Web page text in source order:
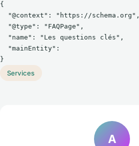
{
  "@context": "https://schema.org",
  "@type": "FAQPage",
  "name": "Les questions clés",
  "mainEntity":
}
Services
A